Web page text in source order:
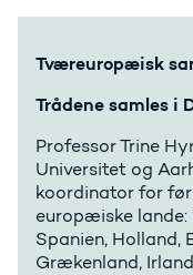
Tværeuropæisk
Trådene samles i
Professor Trine
Universitet og
koordinator for
europæiske lande:
Spanien, Holland,
Grækenland,